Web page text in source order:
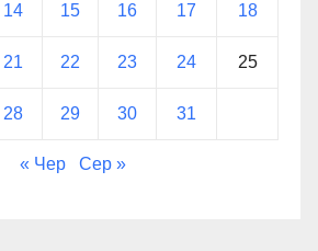
14 15 16 17 18
21 22 23 24 25
28 29 30 31
« Чер Сер »